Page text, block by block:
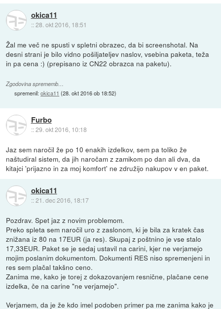
okica11
::28. okt 2016, 18:51
Žal me več ne spusti v spletni obrazec, da bi screenshotal. Na
desni strani je bilo vidno pošiljateljev naslov, vsebina paketa, teža
in pa cena :) (prepisano iz CN22 obrazca na paketu).
Zgodovina sprememb…
spremenil:okica11 (28. okt 2016 ob 18:52)
Furbo
::29. okt 2016, 10:18
Jaz sem naročil že po 10 enakih izdelkov, sem pa toliko že
naštudiral sistem, da jih naročam z zamikom po dan ali dva, da
kitajci 'prijazno in za moj komfort' ne združijo nakupov v en paket.
okica11
::21. dec 2016, 18:17
Pozdrav. Spet jaz z novim problemom.
Preko spleta sem naročil uro z zaslonom, ki je bila za kratek čas
znižana iz 80 na 17EUR (ja res). Skupaj z poštnino je vse stalo
17,33EUR. Paket se je sedaj ustavil na carini, kjer ne verjamejo
mojim poslanim dokumentom. Dokumenti RES niso spremenjeni in
res sem plačal takšno ceno.
Zanima me, kako je torej z dokazovanjem resnične, plačane cene
izdelka, če na carine "ne verjamejo".
Verjamem, da je že kdo imel podoben primer pa me zanima kako je